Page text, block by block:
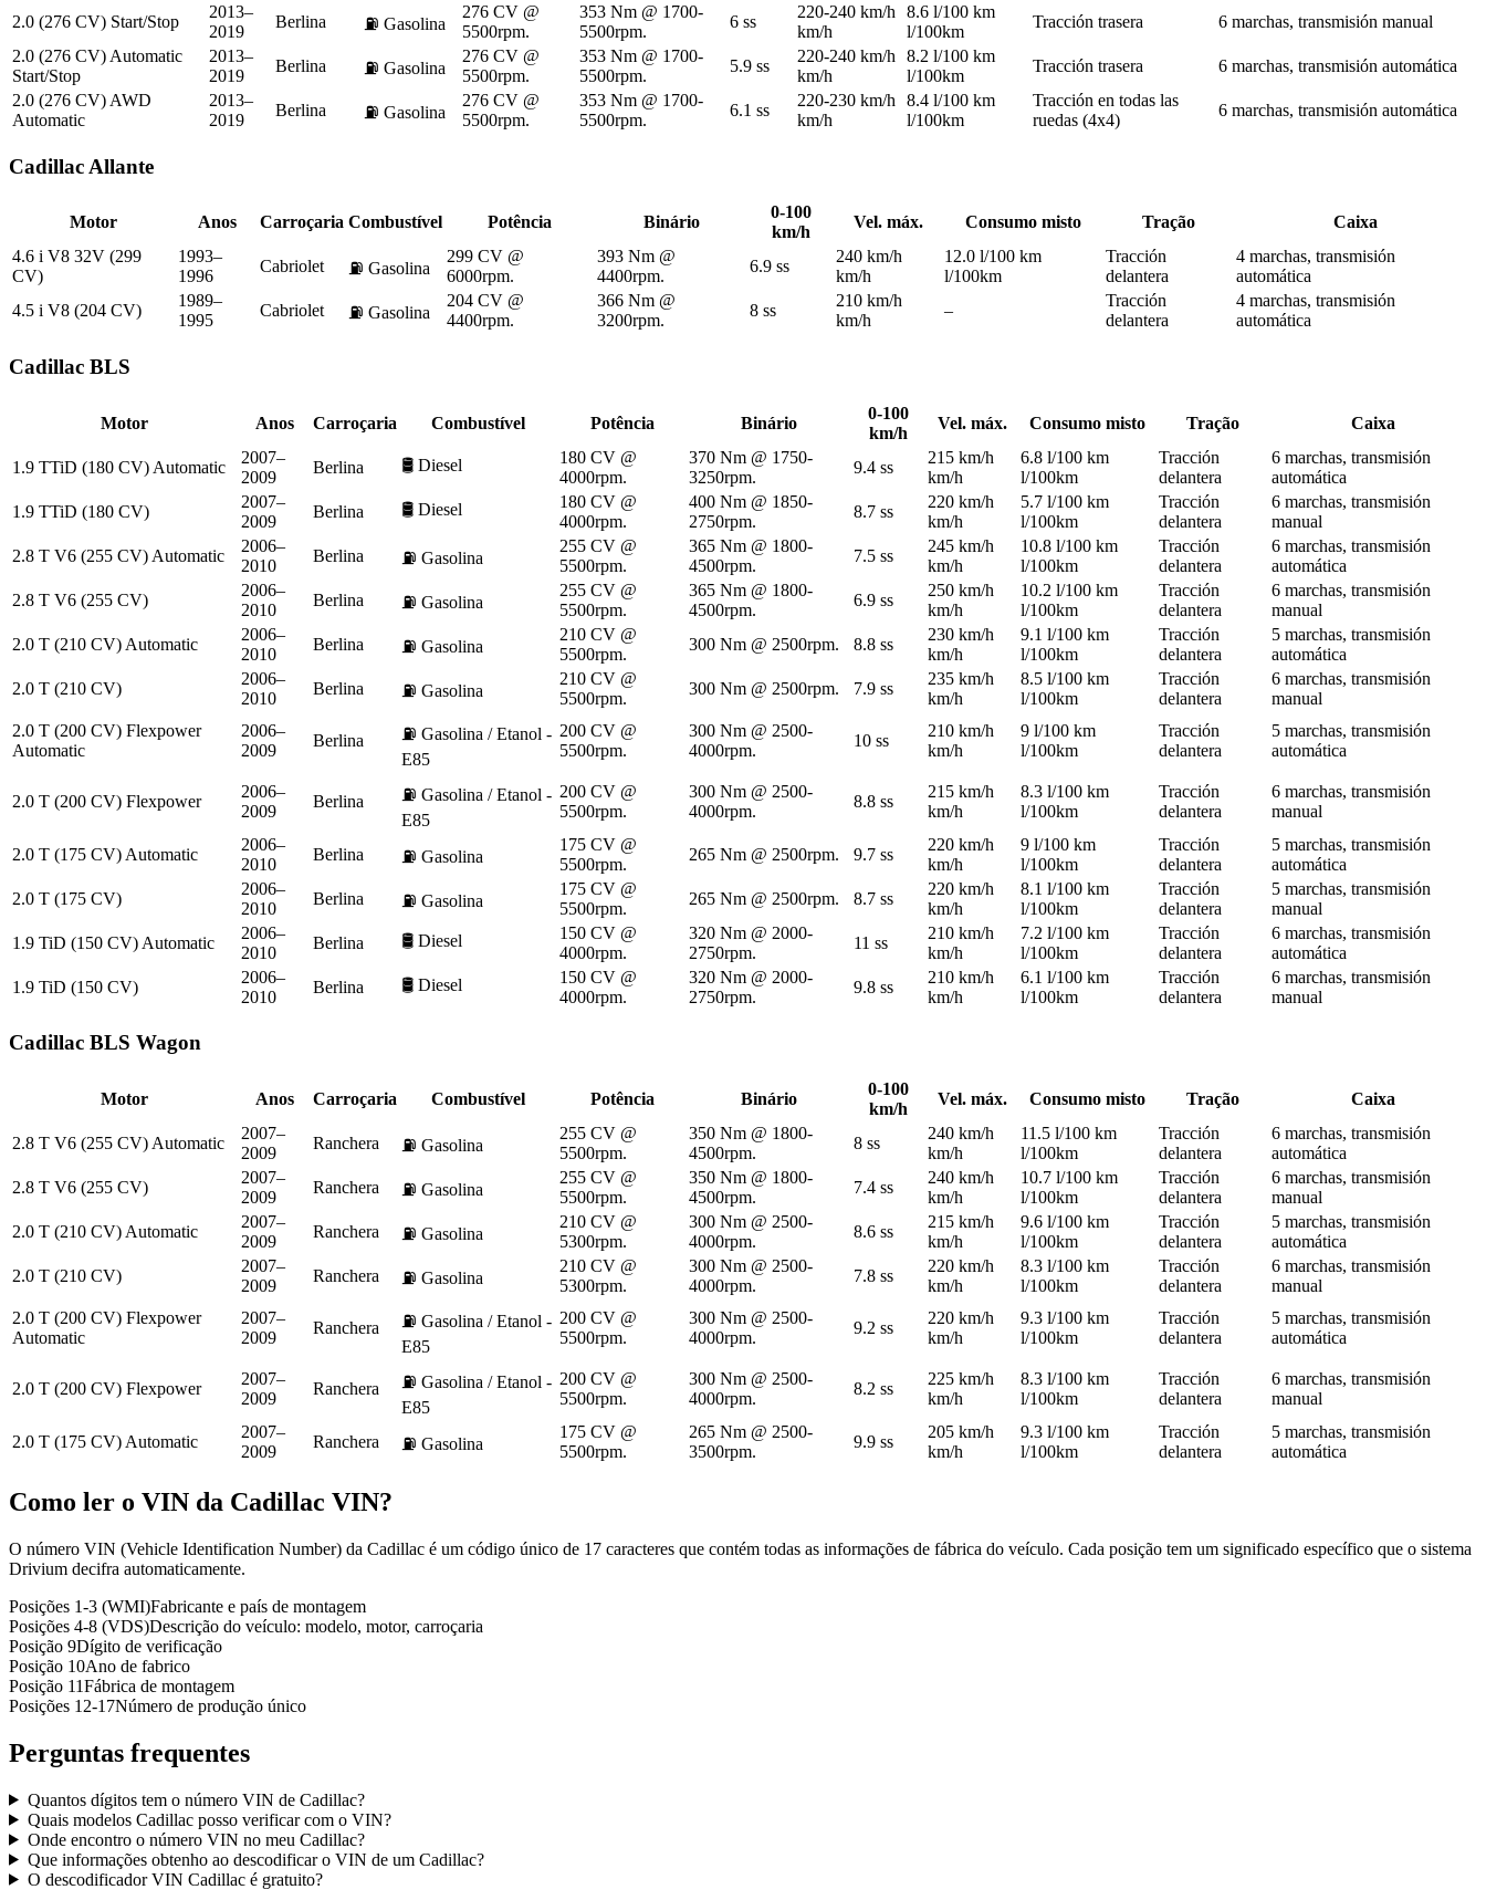
2.0 (276 CV) Start/Stop
2013–
2019
Berlina ⛽ Gasolina
276 CV @
5500rpm.
353 Nm @ 1700-
5500rpm.
6 ss
220-240 km/h
km/h
8.6 l/100 km
l/100km
Tracción trasera
6 marchas, transmisión manual
2.0 (276 CV) Automatic
Start/Stop
2013–
2019
Berlina ⛽ Gasolina
276 CV @
5500rpm.
353 Nm @ 1700-
5500rpm.
5.9 ss
220-240 km/h
km/h
8.2 l/100 km
l/100km
Tracción trasera
6 marchas, transmisión automática
2.0 (276 CV) AWD
Automatic
2013–
2019
Berlina ⛽ Gasolina
276 CV @
5500rpm.
353 Nm @ 1700-
5500rpm.
6.1 ss
220-230 km/h
km/h
8.4 l/100 km
l/100km
Tracción en todas las
ruedas (4x4)
6 marchas, transmisión automática
Cadillac Allante
Motor Anos Carroçaria Combustível Potência Binário
0-100
km/h
Vel. máx. Consumo misto Tração
Caixa
4.6 i V8 32V (299
CV)
1993–
1996
Cabriolet ⛽ Gasolina
299 CV @
6000rpm.
393 Nm @
4400rpm.
6.9 ss
240 km/h
km/h
12.0 l/100 km
l/100km
Tracción
delantera
4 marchas, transmisión
automática
4.5 i V8 (204 CV)
1989–
1995
Cabriolet ⛽ Gasolina
204 CV @
4400rpm.
366 Nm @
3200rpm.
8 ss
210 km/h
km/h
–
Tracción
delantera
4 marchas, transmisión
automática
Cadillac BLS
Motor Anos Carroçaria Combustível Potência Binário
0-100
km/h
Vel. máx. Consumo misto Tração Caixa
1.9 TTiD (180 CV) Automatic
2007–
2009
Berlina 🛢️ Diesel
180 CV @
4000rpm.
370 Nm @ 1750-
3250rpm.
9.4 ss
215 km/h
km/h
6.8 l/100 km
l/100km
Tracción
delantera
6 marchas, transmisión
automática
1.9 TTiD (180 CV)
2007–
2009
Berlina 🛢️ Diesel
180 CV @
4000rpm.
400 Nm @ 1850-
2750rpm.
8.7 ss
220 km/h
km/h
5.7 l/100 km
l/100km
Tracción
delantera
6 marchas, transmisión
manual
2.8 T V6 (255 CV) Automatic
2006–
2010
Berlina ⛽ Gasolina
255 CV @
5500rpm.
365 Nm @ 1800-
4500rpm.
7.5 ss
245 km/h
km/h
10.8 l/100 km
l/100km
Tracción
delantera
6 marchas, transmisión
automática
2.8 T V6 (255 CV)
2006–
2010
Berlina ⛽ Gasolina
255 CV @
5500rpm.
365 Nm @ 1800-
4500rpm.
6.9 ss
250 km/h
km/h
10.2 l/100 km
l/100km
Tracción
delantera
6 marchas, transmisión
manual
2.0 T (210 CV) Automatic
2006–
2010
Berlina ⛽ Gasolina
210 CV @
5500rpm.
300 Nm @ 2500rpm. 8.8 ss
230 km/h
km/h
9.1 l/100 km
l/100km
Tracción
delantera
5 marchas, transmisión
automática
2.0 T (210 CV)
2006–
2010
Berlina ⛽ Gasolina
210 CV @
5500rpm.
300 Nm @ 2500rpm. 7.9 ss
235 km/h
km/h
8.5 l/100 km
l/100km
Tracción
delantera
6 marchas, transmisión
manual
2.0 T (200 CV) Flexpower
Automatic
2006–
2009
Berlina ⛽ Gasolina / Etanol -
E85
200 CV @
5500rpm.
300 Nm @ 2500-
4000rpm.
10 ss
210 km/h
km/h
9 l/100 km
l/100km
Tracción
delantera
5 marchas, transmisión
automática
2.0 T (200 CV) Flexpower
2006–
2009
Berlina ⛽ Gasolina / Etanol -
E85
200 CV @
5500rpm.
300 Nm @ 2500-
4000rpm.
8.8 ss
215 km/h
km/h
8.3 l/100 km
l/100km
Tracción
delantera
6 marchas, transmisión
manual
2.0 T (175 CV) Automatic
2006–
2010
Berlina ⛽ Gasolina
175 CV @
5500rpm.
265 Nm @ 2500rpm. 9.7 ss
220 km/h
km/h
9 l/100 km
l/100km
Tracción
delantera
5 marchas, transmisión
automática
2.0 T (175 CV)
2006–
2010
Berlina ⛽ Gasolina
175 CV @
5500rpm.
265 Nm @ 2500rpm. 8.7 ss
220 km/h
km/h
8.1 l/100 km
l/100km
Tracción
delantera
5 marchas, transmisión
manual
1.9 TiD (150 CV) Automatic
2006–
2010
Berlina 🛢️ Diesel
150 CV @
4000rpm.
320 Nm @ 2000-
2750rpm.
11 ss
210 km/h
km/h
7.2 l/100 km
l/100km
Tracción
delantera
6 marchas, transmisión
automática
1.9 TiD (150 CV)
2006–
2010
Berlina 🛢️ Diesel
150 CV @
4000rpm.
320 Nm @ 2000-
2750rpm.
9.8 ss
210 km/h
km/h
6.1 l/100 km
l/100km
Tracción
delantera
6 marchas, transmisión
manual
Cadillac BLS Wagon
Motor Anos Carroçaria Combustível Potência Binário
0-100
km/h
Vel. máx. Consumo misto Tração Caixa
2.8 T V6 (255 CV) Automatic
2007–
2009
Ranchera ⛽ Gasolina
255 CV @
5500rpm.
350 Nm @ 1800-
4500rpm.
8 ss
240 km/h
km/h
11.5 l/100 km
l/100km
Tracción
delantera
6 marchas, transmisión
automática
2.8 T V6 (255 CV)
2007–
2009
Ranchera ⛽ Gasolina
255 CV @
5500rpm.
350 Nm @ 1800-
4500rpm.
7.4 ss
240 km/h
km/h
10.7 l/100 km
l/100km
Tracción
delantera
6 marchas, transmisión
manual
2.0 T (210 CV) Automatic
2007–
2009
Ranchera ⛽ Gasolina
210 CV @
5300rpm.
300 Nm @ 2500-
4000rpm.
8.6 ss
215 km/h
km/h
9.6 l/100 km
l/100km
Tracción
delantera
5 marchas, transmisión
automática
2.0 T (210 CV)
2007–
2009
Ranchera ⛽ Gasolina
210 CV @
5300rpm.
300 Nm @ 2500-
4000rpm.
7.8 ss
220 km/h
km/h
8.3 l/100 km
l/100km
Tracción
delantera
6 marchas, transmisión
manual
2.0 T (200 CV) Flexpower
Automatic
2007–
2009
Ranchera ⛽ Gasolina / Etanol -
E85
200 CV @
5500rpm.
300 Nm @ 2500-
4000rpm.
9.2 ss
220 km/h
km/h
9.3 l/100 km
l/100km
Tracción
delantera
5 marchas, transmisión
automática
2.0 T (200 CV) Flexpower
2007–
2009
Ranchera ⛽ Gasolina / Etanol -
E85
200 CV @
5500rpm.
300 Nm @ 2500-
4000rpm.
8.2 ss
225 km/h
km/h
8.3 l/100 km
l/100km
Tracción
delantera
6 marchas, transmisión
manual
2.0 T (175 CV) Automatic
2007–
2009
Ranchera ⛽ Gasolina
175 CV @
5500rpm.
265 Nm @ 2500-
3500rpm.
9.9 ss
205 km/h
km/h
9.3 l/100 km
l/100km
Tracción
delantera
5 marchas, transmisión
automática
Como ler o VIN da Cadillac VIN?
O número VIN (Vehicle Identification Number) da Cadillac é um código único de 17 caracteres que contém todas as informações de fábrica do veículo. Cada posição tem um significado específico que o sistema
Drivium decifra automaticamente.
Posições 1-3 (WMI)Fabricante e país de montagem
Posições 4-8 (VDS)Descrição do veículo: modelo, motor, carroçaria
Posição 9Dígito de verificação
Posição 10Ano de fabrico
Posição 11Fábrica de montagem
Posições 12-17Número de produção único
Perguntas frequentes
Quantos dígitos tem o número VIN de Cadillac?
Quais modelos Cadillac posso verificar com o VIN?
Onde encontro o número VIN no meu Cadillac?
Que informações obtenho ao descodificar o VIN de um Cadillac?
O descodificador VIN Cadillac é gratuito?